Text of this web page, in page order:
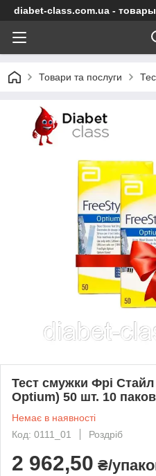
diabet-class.com.ua -
Товари та послуги
Тест смужки Фрі
Optium) 50 шт. 10
Немає в наявності
Код: 0111_01
Роздріб
2 962,50 ₴/